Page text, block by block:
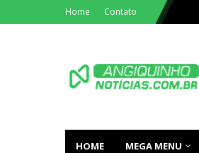
Home Contato
HOME MEGA MENU